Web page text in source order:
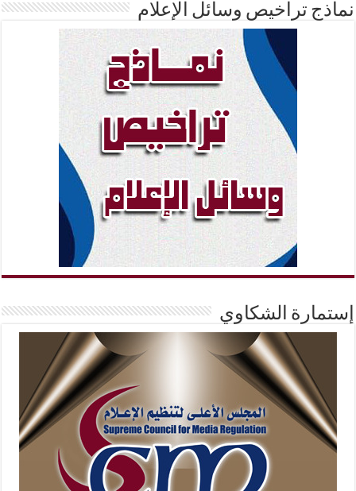
نماذج تراخيص وسائل الإعلام
إستمارة الشكاوي